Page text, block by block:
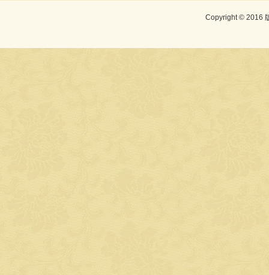
Copyright © 2016